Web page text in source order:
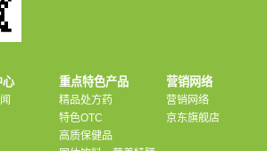
心 重点特色产品
精品处方药
特色OTC
高质保健品
营销网络
营销网络
京东旗舰店